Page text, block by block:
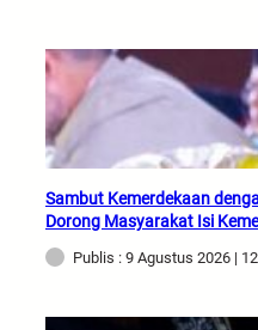
Sambut Kemerdekaan
Dorong Masyarakat Isi
Publis : 9 Agustus 2026 |